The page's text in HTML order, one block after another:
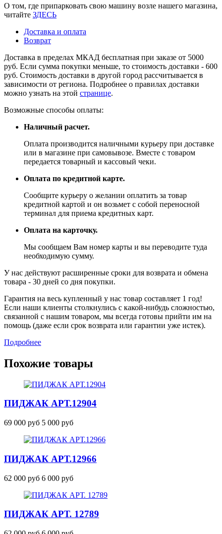
О том, где припарковать свою машину возле нашего магазина,
читайте ЗДЕСЬ
Доставка и оплата
Возврат
Доставка в пределах МКАД бесплатная при заказе от 5000
руб. Если сумма покупки меньше, то стоимость доставки - 600
руб. Стоимость доставки в другой город рассчитывается в
зависимости от региона. Подробнее о правилах доставки
можно узнать на этой странице.
Возможные способы оплаты:
Наличный расчет.
Оплата производится наличными курьеру при доставке
или в магазине при самовывозе. Вместе с товаром
передается товарный и кассовый чеки.
Оплата по кредитной карте.
Сообщите курьеру о желании оплатить за товар
кредитной картой и он возьмет с собой переносной
терминал для приема кредитных карт.
Оплата на карточку.
Мы сообщаем Вам номер карты и вы переводите туда
необходимую сумму.
У нас действуют расширенные сроки для возврата и обмена
товара - 30 дней со дня покупки.
Гарантия на весь купленный у нас товар составляет 1 год!
Если наши клиенты столкнулись с какой-нибудь сложностью,
связанной с нашим товаром, мы всегда готовы прийти им на
помощь (даже если срок возврата или гарантии уже истек).
Подробнее
Похожие товары
ПИДЖАК АРТ.12904
69 000 руб 5 000 руб
ПИДЖАК АРТ.12966
62 000 руб 6 000 руб
ПИДЖАК АРТ. 12789